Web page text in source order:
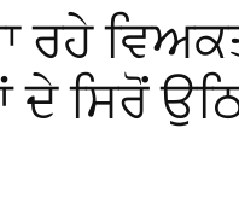
ਰਹੇ
ਦੇ ਸਿਰੋਂ